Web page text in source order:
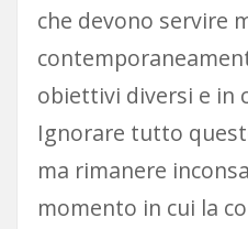
che devono servire
obiettivi diversi e in
Ignorare tutto
ma rimanere
momento in cui la